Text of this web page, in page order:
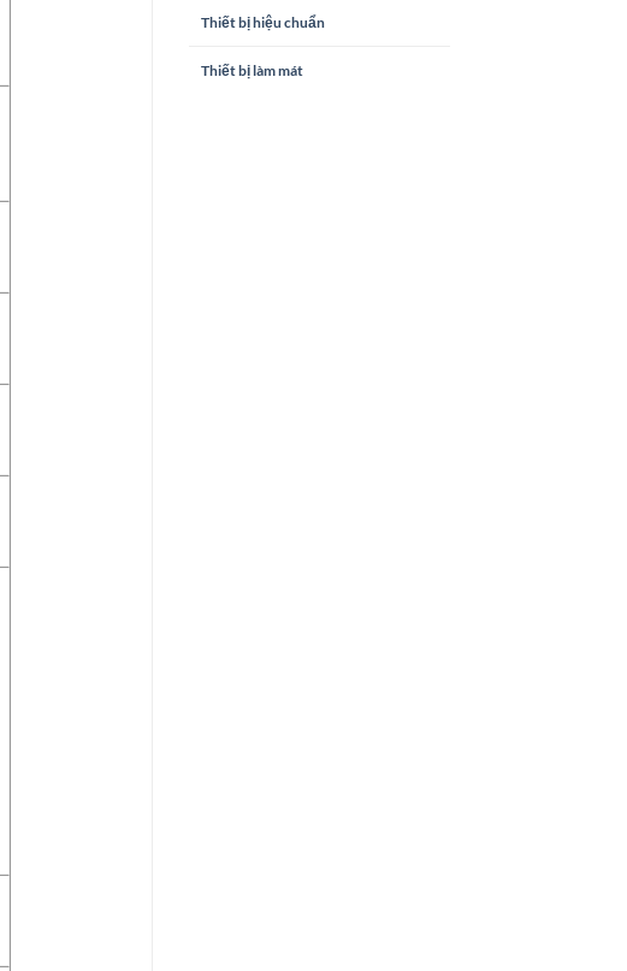
Thiết bị hiệu chuẩn
Thiết bị làm mát